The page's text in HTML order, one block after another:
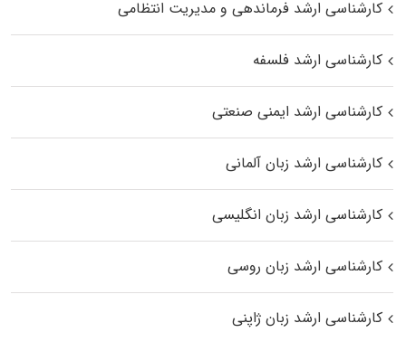
کارشناسی ارشد فرماندهی و مدیریت انتظامی
کارشناسی ارشد فلسفه
کارشناسی ارشد ایمنی صنعتی
کارشناسی ارشد زبان آلمانی
کارشناسی ارشد زبان انگلیسی
کارشناسی ارشد زبان روسی
کارشناسی ارشد زبان ژاپنی